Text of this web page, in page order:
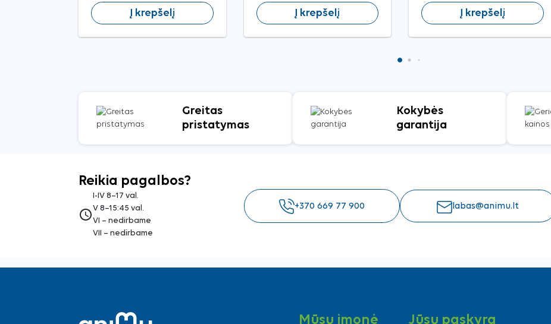
Į krepšelį Į krepšelį Į krepšelį
Greitas
pristatymas
Kokybės
garantija
Reikia pagalbos?
access_time
I-IV 8–17 val.
V 8–15:45 val.
VI – nedirbame
VII – nedirbame
+370 669 77 900 labas@animu.lt
Mūsų įmonė Jūsų paskyra